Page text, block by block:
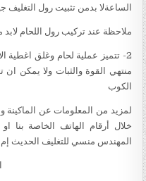
الساعةلا بدمن تثبيت رول التغليف
ملاحظة عند تركيب رول اللحام
2- تتميز عملية لحام وغلق اغطية
منتهي القوة والثبات ولا يمكن
الكوب
لمزيد من المعلومات عن الماكينة
خلال أرقام الهاتف الخاصة بنا
المهندس منسي للتغليف الحديث إم